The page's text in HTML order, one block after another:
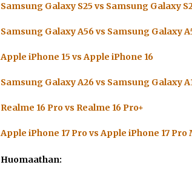
Samsung Galaxy S25 vs Samsung Galaxy
Samsung Galaxy A56 vs Samsung Galaxy
Apple iPhone 15 vs Apple iPhone 16
Samsung Galaxy A26 vs Samsung Galaxy
Realme 16 Pro vs Realme 16 Pro+
Apple iPhone 17 Pro vs Apple iPhone 17 Pro
Huomaathan: